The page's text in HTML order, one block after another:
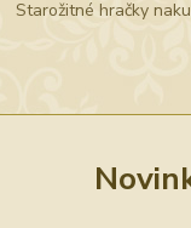
Starožitné hračky